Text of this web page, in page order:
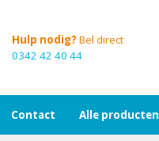
Hulp nodig? Bel direct
0342 42 40 44
Contact Alle producten